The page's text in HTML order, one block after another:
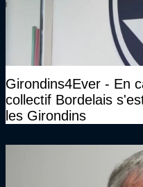
Girondins4Ever - En
collectif Bordelais
les Girondins